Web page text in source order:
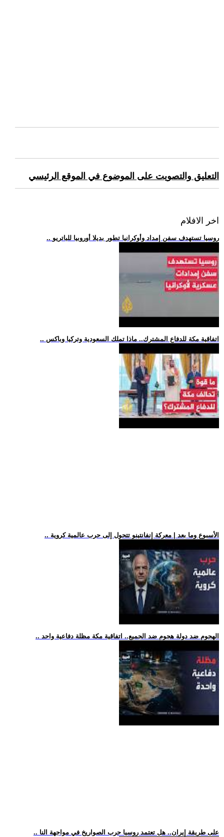
التعليق والتصويت على الموضوع في الموقع الرئيسي
اخر الافلام
.. روسيا تستهدف سفن إمداد وأوكرانيا تطور بديلا أوروبيا للباتريو
.. اتفاقية مكة للدفاع المشترك.. ماذا تملك السعودية وتركيا وباكس
.. الأسبوع وما بعد | معركة إنفانتينو تتحول إلى حرب عالمية كروية
.. الهجوم ضد دولة هجوم ضد الجميع.. اتفاقية مكة مظلة دفاعية واحد
.. على طريقة إيران.. هل تعتمد روسيا حرب الصواريخ في مواجهة النا